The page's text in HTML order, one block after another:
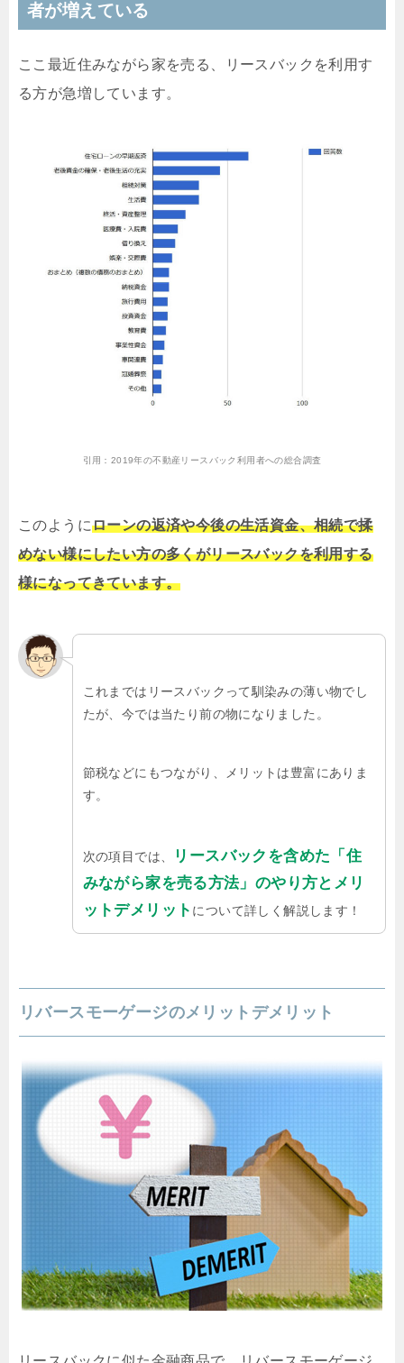
者が増えている
ここ最近住みながら家を売る、リースバックを利用す
る方が急増しています。
引用： 2019年の不動産リースバック利用者への総合調査
このようにローンの返済や今後の生活資金、相続で揉
めない様にしたい方の多くがリースバックを利用する
様になってきています。
これまではリースバックって馴染みの薄い物でし
たが、今では当たり前の物になりました。
節税などにもつながり、メリットは豊富にありま
す。
次の項目では、
リースバックを含めた「住
みながら家を売る方法」のやり方とメリ
ットデメリット について詳しく解説します！
リバースモーゲージのメリットデメリット